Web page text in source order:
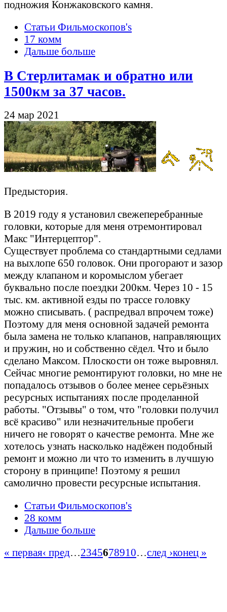
подножия Конжаковского камня.
Статьи Фильмоскопов's
17 комм
Дальше больше
В Стерлитамак и обратно или
1500км за 37 часов.
24 мар 2021
Предыстория.
В 2019 году я установил свежеперебранные
головки, которые для меня отремонтировал
Макс "Интерцептор".
Существует проблема со стандартными седлами
на выхлопе 650 головок. Они прогорают и зазор
между клапаном и коромыслом убегает
буквально после поездки 200км. Через 10 - 15
тыс. км. активной езды по трассе головку
можно списывать. ( распредвал впрочем тоже)
Поэтому для меня основной задачей ремонта
была замена не только клапанов, направляющих
и пружин, но и собственно сёдел. Что и было
сделано Максом. Плоскости он тоже выровнял.
Сейчас многие ремонтируют головки, но мне не
попадалось отзывов о более менее серьёзных
ресурсных испытаниях после проделанной
работы. "Отзывы" о том, что "головки получил
всё красиво" или незначительные пробеги
ничего не говорят о качестве ремонта. Мне же
хотелось узнать насколько надёжен подобный
ремонт и можно ли что то изменить в лучшую
сторону в принципе! Поэтому я решил
самолично провести ресурсные испытания.
Статьи Фильмоскопов's
28 комм
Дальше больше
« первая‹ пред…2345678910…след ›конец »